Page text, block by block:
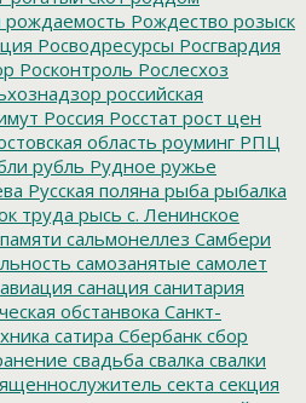
рождаемость Рождество розыск
Росводресурсы Росгвардия
Росконтроль Рослесхоз
российская
Россия Росстат рост цен
область роуминг РПЦ
рубль Рудное ружье
Русская поляна рыба рыбалка
труда рысь с. Ленинское
сальмонеллез Самбери
самозанятые самолет
санация санитария
обстанвока Санкт-
сатира Сбербанк сбор
свадьба свалка свалки
секта секция